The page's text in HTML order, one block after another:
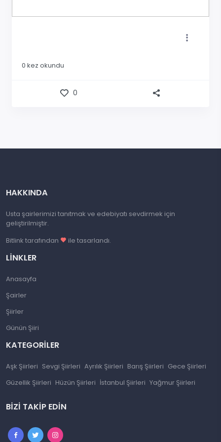
0 kez okundu
0
HAKKINDA
Usta şairlerimizi tanıtmak ve edebiyatı sevdirmek için
geliştirilmiştir.
Bitlink tarafından
ile tasarlandı.
LINKLER
Anasayfa
Şairler
Şiirler
Günün Şiiri
KATEGORILER
Aşk Şiirleri Sevgi Şiirleri Ayrılık Şiirleri Barış Şiirleri Gece Şiirleri
Güzellik Şiirleri Hüzün Şiirleri İstanbul Şiirleri Yağmur Şiirleri
BIZI TAKIP EDIN